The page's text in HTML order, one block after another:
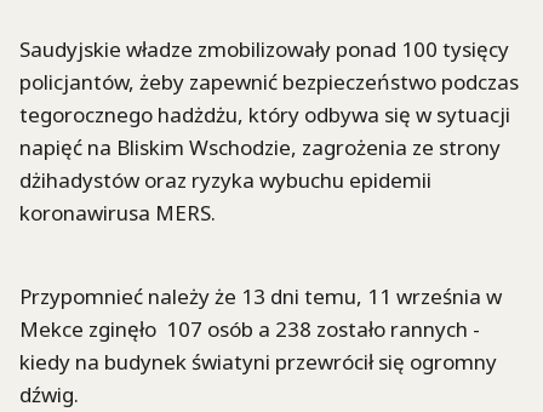
Saudyjskie władze zmobilizowały ponad 100 tysięcy
policjantów, żeby zapewnić bezpieczeństwo podczas
tegorocznego hadżdżu, który odbywa się w sytuacji
napięć na Bliskim Wschodzie, zagrożenia ze strony
dżihadystów oraz ryzyka wybuchu epidemii
koronawirusa MERS.
Przypomnieć należy że 13 dni temu, 11 września w
Mekce zginęło 107 osób a 238 zostało rannych -
kiedy na budynek światyni przewrócił się ogromny
dźwig.